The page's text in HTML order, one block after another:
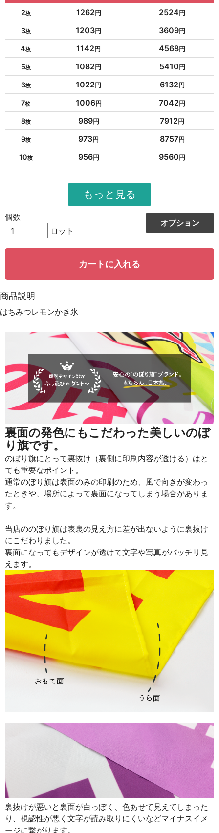
2 1262 2524
3 1203 3609
4 1142 4568
5 1082 5410
6 1022 6132
7 1006 7042
8 989 7912
9 973 8757
10 956 9560
951
12324
13216
15 942 14130
939
18
18460
921 19341
22 919 20218
917 21091
24 915
25 913 22825
26
27 909 24543
28 907 25396
29 905 26245
31
32 899 28768
33 897 29601
34 895
893
32040
32856
38 887 33706
885 34515
35320
876
38456
874 39330
46 873 40158
47 872
オプション
個数
ロット
カートに入れる
商品説明
はちみつレモンかき氷
裏面の発色にもこだわった美しいのぼ
り旗です。
のぼり旗にとって裏抜け（裏側に印刷内容が透ける）はと
ても重要なポイント。
通常のぼり旗は表面のみの印刷のため、風で向きが変わっ
たときや、場所によって裏面になってしまう場合がありま
す。
当店ののぼり旗は表裏の見え方に差が出ないように裏抜け
にこだわりました。
裏面になってもデザインが透けて文字や写真がバッチリ見
えます。
裏抜けが悪いと裏面が白っぽく、色あせて見えてしまった
り、視認性が悪く文字が読み取りにくいなどマイナスイメ
ージに繋がります。